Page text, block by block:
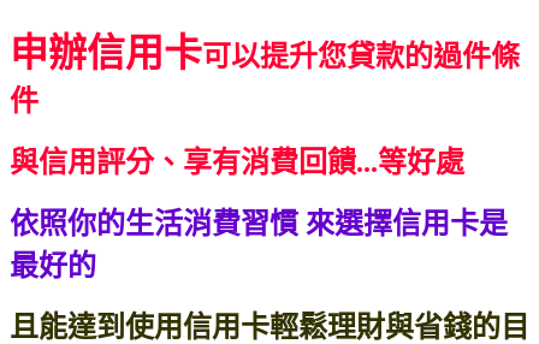
申辦信用卡可以提升您貸款的過件條
件
與信用評分、享有消費回饋...等好處
依照你的生活消費習慣 來選擇信用卡是
最好的
且能達到使用信用卡輕鬆理財與省錢的目